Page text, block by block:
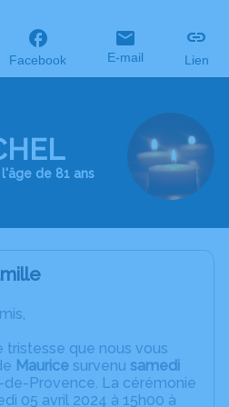
Facebook E-mail Lien
de 81 ans
tristesse que nous vous
Maurice survenu samedi
de-Provence. La cérémonie
05 avril 2024 à 15h00 à